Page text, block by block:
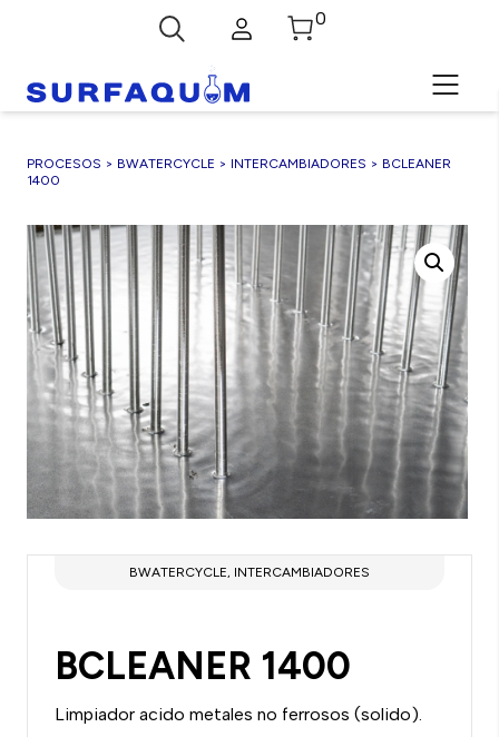
Abrir
el
buscador
0
PROCESOS > BWATERCYCLE > INTERCAMBIADORES > BCLEANER
1400
BWATERCYCLE, INTERCAMBIADORES
BCLEANER 1400
Limpiador acido metales no ferrosos (solido).